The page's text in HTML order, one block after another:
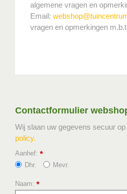
algemene vragen en
Email:
vragen en opmerkingen
Contactformulier
Wij slaan uw gegevens secuur
policy.
Aanhef: *
Dhr. Mevr.
Naam: *